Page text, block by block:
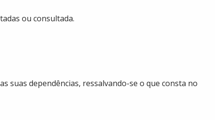
ou consultada.
suas dependências, ressalvando-se o que consta no